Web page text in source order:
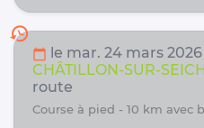
history
calendar_today le mar. 24 mars 2026
CHÂTILLON-SUR-
route
course à pied - 10 km